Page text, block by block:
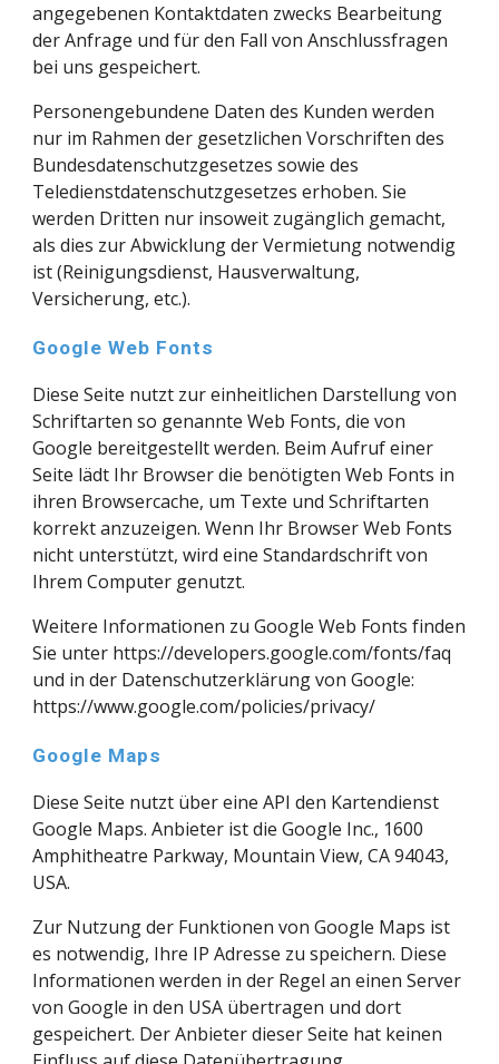
angegebenen Kontaktdaten zwecks Bearbeitung
der Anfrage und für den Fall von Anschlussfragen
bei uns gespeichert.
Personengebundene Daten des Kunden werden
nur im Rahmen der gesetzlichen Vorschriften des
Bundesdatenschutzgesetzes sowie des
Teledienstdatenschutzgesetzes erhoben. Sie
werden Dritten nur insoweit zugänglich gemacht,
als dies zur Abwicklung der Vermietung notwendig
ist (Reinigungsdienst, Hausverwaltung,
Versicherung, etc.).
Google Web Fonts
Diese Seite nutzt zur einheitlichen Darstellung von
Schriftarten so genannte Web Fonts, die von
Google bereitgestellt werden. Beim Aufruf einer
Seite lädt Ihr Browser die benötigten Web Fonts in
ihren Browsercache, um Texte und Schriftarten
korrekt anzuzeigen. Wenn Ihr Browser Web Fonts
nicht unterstützt, wird eine Standardschrift von
Ihrem Computer genutzt.
Weitere Informationen zu Google Web Fonts finden
Sie unter https://developers.google.com/fonts/faq
https://www.google.com/policies/privacy/
Google Maps
Diese Seite nutzt über eine API den Kartendienst
Google Maps. Anbieter ist die Google Inc., 1600
Amphitheatre Parkway, Mountain View, CA 94043,
USA.
Zur Nutzung der Funktionen von Google Maps ist
es notwendig, Ihre IP Adresse zu speichern. Diese
Informationen werden in der Regel an einen Server
von Google in den USA übertragen und dort
gespeichert. Der Anbieter dieser Seite hat keinen